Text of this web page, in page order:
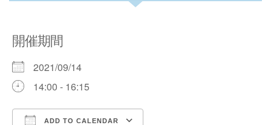
開催期間
2021/09/14
14:00 - 16:15
ADD TO CALENDAR